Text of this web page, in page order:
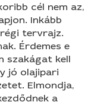
cél nem az,
Inkább
tervrajz.
Érdemes e
szakágat kell
jó olajipari
Elmondja,
a